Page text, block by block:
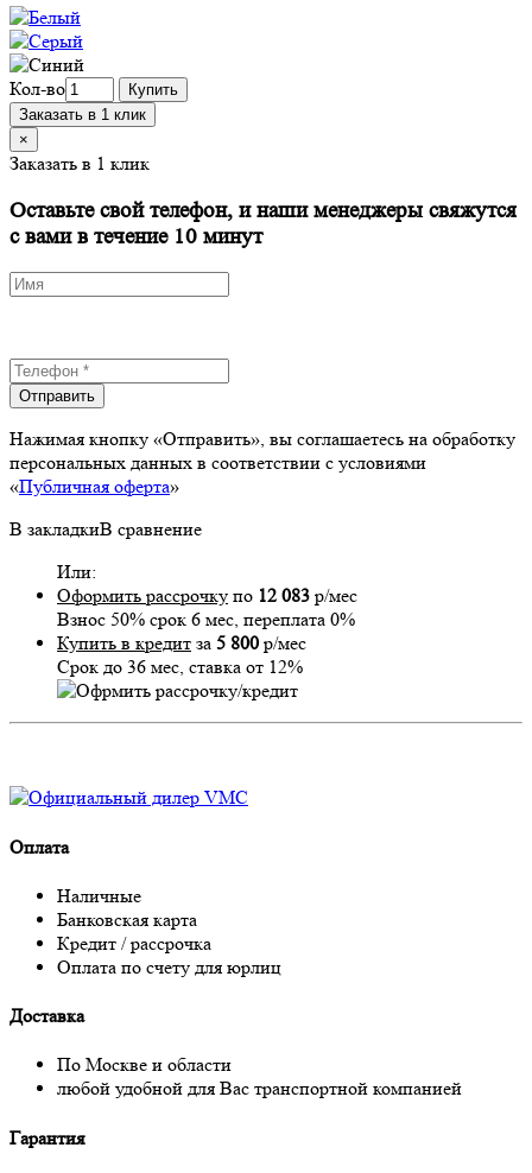
Кол-во
Купить
Заказать в 1 клик
×
Заказать в 1 клик
Оставьте свой телефон, и наши менеджеры свяжутся
с вами в течение 10 минут
Отправить
Нажимая кнопку «Отправить», вы соглашаетесь на обработку
персональных данных в соответствии с условиями
«Публичная оферта»
В закладкиВ сравнение
Или:
Оформить рассрочку по 12 083 р/мес
Взнос 50% срок 6 мес, переплата 0%
Купить в кредит за 5 800 р/мес
Срок до 36 мес, ставка от 12%
Оплата
Наличные
Банковская карта
Кредит / рассрочка
Оплата по счету для юрлиц
Доставка
По Москве и области
любой удобной для Вас транспортной компанией
Гарантия